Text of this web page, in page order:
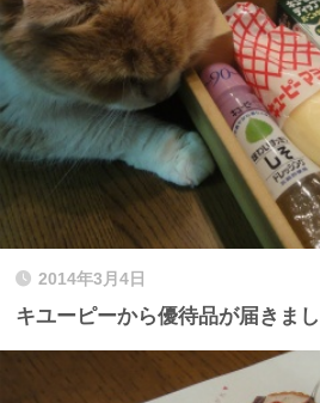
2014年3月4日
キユーピーから優待品が届きま